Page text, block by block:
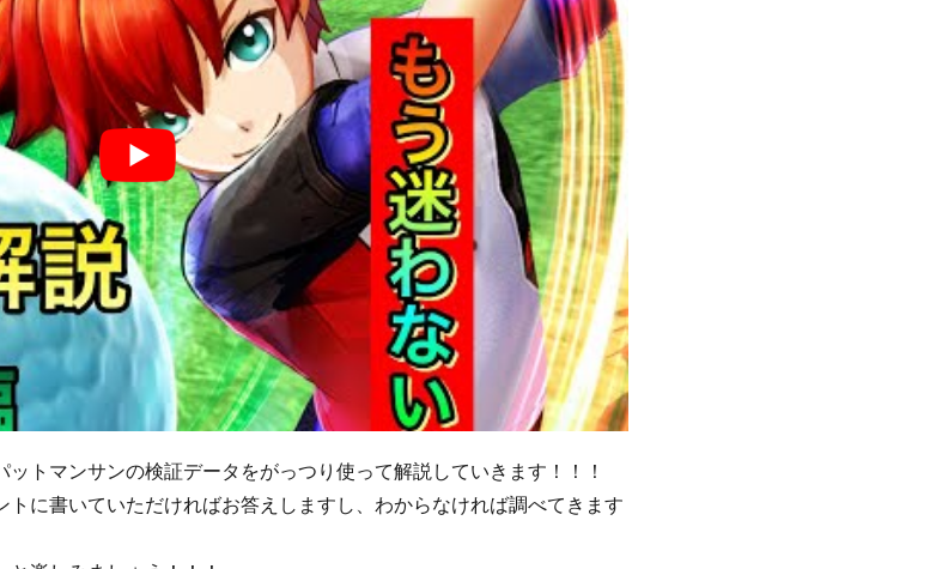
トマンサンの検証データをがっつり使って解説していきます！！！
トに書いていただければお答えしますし、わからなければ調べてきます